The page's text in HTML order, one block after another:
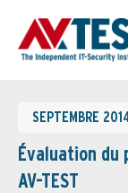
SEPTEMBRE
Évaluation
AV-TEST